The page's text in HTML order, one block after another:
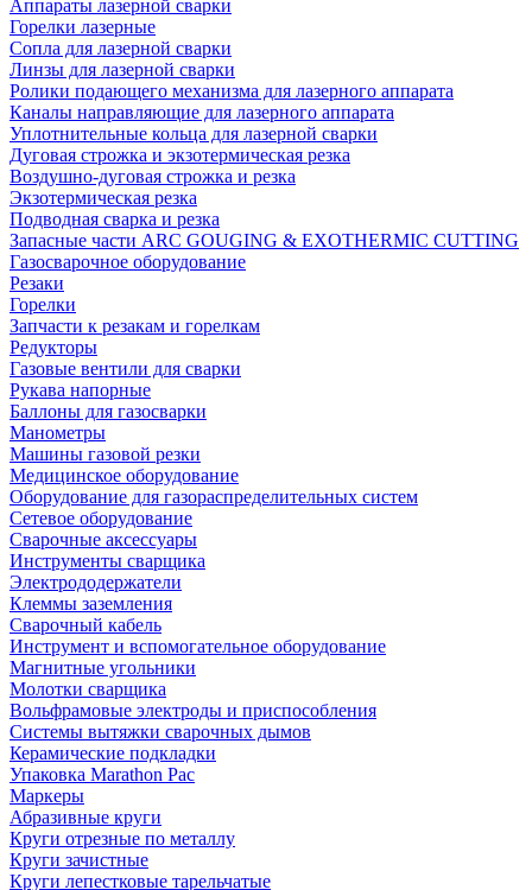
Аппараты лазерной сварки
Горелки лазерные
Сопла для лазерной сварки
Линзы для лазерной сварки
Ролики подающего механизма для лазерного аппарата
Каналы направляющие для лазерного аппарата
Уплотнительные кольца для лазерной сварки
Дуговая строжка и экзотермическая резка
Воздушно-дуговая строжка и резка
Экзотермическая резка
Подводная сварка и резка
Запасные части ARC GOUGING & EXOTHERMIC CUTTING
Газосварочное оборудование
Резаки
Горелки
Запчасти к резакам и горелкам
Редукторы
Газовые вентили для сварки
Рукава напорные
Баллоны для газосварки
Манометры
Машины газовой резки
Медицинское оборудование
Оборудование для газораспределительных систем
Сетевое оборудование
Сварочные аксессуары
Инструменты сварщика
Электрододержатели
Клеммы заземления
Сварочный кабель
Инструмент и вспомогательное оборудование
Магнитные угольники
Молотки сварщика
Вольфрамовые электроды и приспособления
Системы вытяжки сварочных дымов
Керамические подкладки
Упаковка Marathon Pac
Маркеры
Абразивные круги
Круги отрезные по металлу
Круги зачистные
Круги лепестковые тарельчатые